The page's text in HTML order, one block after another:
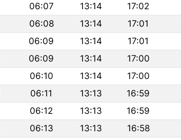
06:07 13:14 17:02
06:08 13:14 17:01
06:09 13:14 17:01
06:09 13:14 17:00
06:10 13:14 17:00
06:11 13:13 16:59
06:12 13:13 16:59
06:13 13:13 16:58